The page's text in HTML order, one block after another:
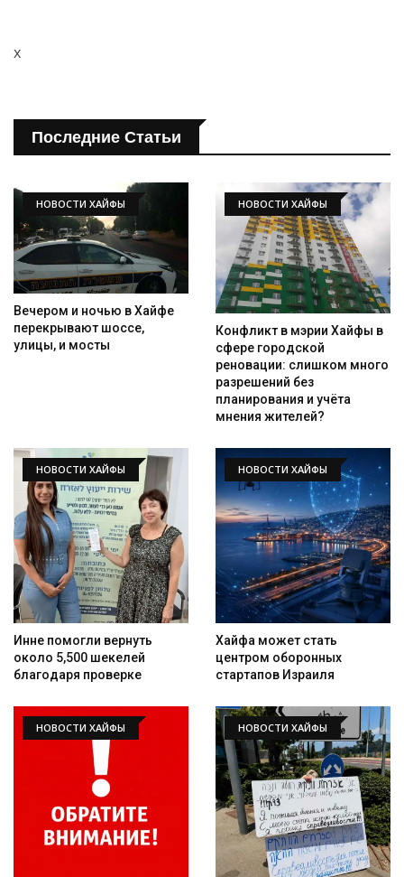
x
Последние Статьи
НОВОСТИ ХАЙФЫ
Вечером и ночью в Хайфе
перекрывают шоссе,
улицы, и мосты
НОВОСТИ ХАЙФЫ
Конфликт в мэрии Хайфы в
сфере городской
реновации: слишком много
разрешений без
планирования и учёта
мнения жителей?
НОВОСТИ ХАЙФЫ
Инне помогли вернуть
около 5,500 шекелей
благодаря проверке
НОВОСТИ ХАЙФЫ
Хайфа может стать
центром оборонных
стартапов Израиля
НОВОСТИ ХАЙФЫ НОВОСТИ ХАЙФЫ